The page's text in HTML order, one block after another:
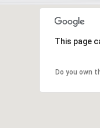
This page
Do you own